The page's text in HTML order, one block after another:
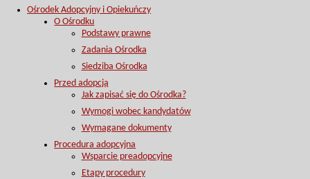
Ośrodek Adopcyjny i Opiekuńczy
O Ośrodku
Podstawy prawne
Zadania Ośrodka
Siedziba Ośrodka
Przed adopcją
Jak zapisać się do Ośrodka?
Wymogi wobec kandydatów
Wymagane dokumenty
Procedura adopcyjna
Wsparcie preadopcyjne
Etapy procedury